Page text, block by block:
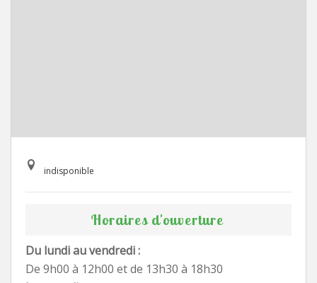
indisponible
Horaires d'ouverture
Du lundi au vendredi :
De 9h00 à 12h00 et de 13h30 à 18h30